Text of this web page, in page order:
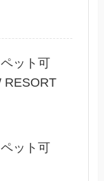
ット可
ット可